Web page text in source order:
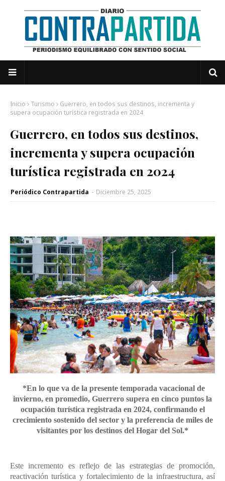
Inicio Turismo
Guerrero, en todos sus destinos, incrementa y
supera ocupación turística registrada en 2024
Guerrero, en todos sus destinos,
incrementa y supera ocupación
turística registrada en 2024
Periódico Contrapartida - Diciembre 25, 2025
*En lo que va de la presente temporada vacacional de
invierno, en promedio, Guerrero supera en cinco puntos la
ocupación turística registrada en 2024, confirmando el
crecimiento sostenido del sector y la preferencia de miles de
visitantes por los destinos del Hogar del Sol.*
Este incremento es reflejo de las estrategias de promoción,
reactivación turística y fortalecimiento de la infraestructura, así